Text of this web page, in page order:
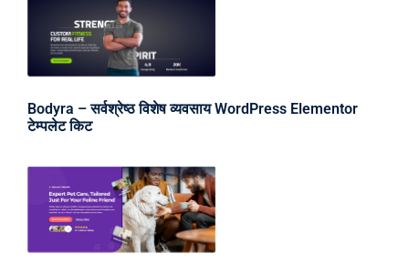
Bodyra – सर्वश्रेष्ठ विशेष व्यवसाय WordPress Elementor
टेम्पलेट किट